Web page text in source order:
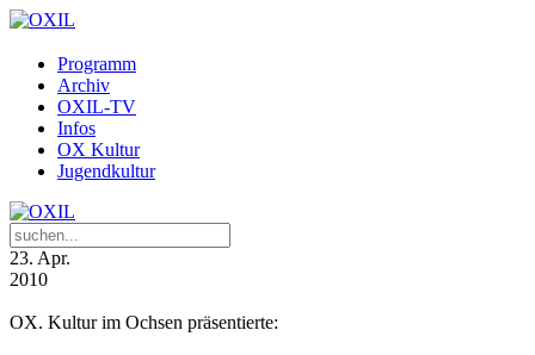
Programm
Archiv
OXIL-TV
Infos
OX Kultur
Jugendkultur
23. Apr.
2010
OX. Kultur im Ochsen präsentierte: